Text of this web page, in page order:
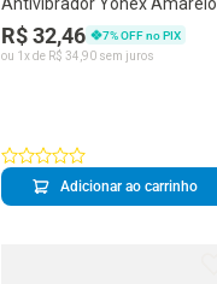
R$ 32,46 7% OFF no PIX
ou 1 x de R$ 34 90sem juros
Adicionar ao carrinho